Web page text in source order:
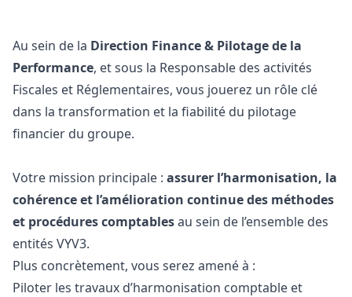
Au sein de la Direction Finance & Pilotage de la
Performance, et sous la Responsable des activités
Fiscales et Réglementaires, vous jouerez un rôle clé
dans la transformation et la fiabilité du pilotage
financier du groupe.
Votre mission principale : assurer l’harmonisation, la
cohérence et l’amélioration continue des méthodes
et procédures comptablesau sein de l’ensemble des
entités VYV3.
Plus concrètement, vous serez amené à :
Piloter les travaux d’harmonisation comptable et